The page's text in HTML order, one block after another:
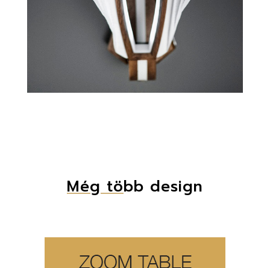
Még több design